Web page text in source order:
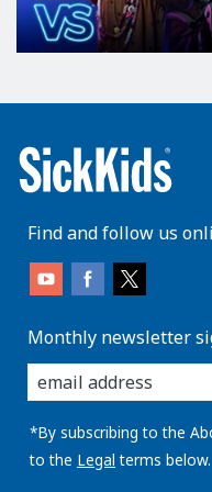
Find and follow us
Monthly newsletter
enter
you
email
address:
*By subscribing to the
to the Legal terms below.